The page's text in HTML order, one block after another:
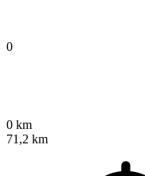
0
0 km
71,2 km